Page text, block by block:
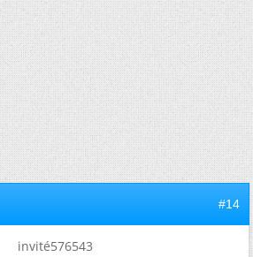
#14
invité576543